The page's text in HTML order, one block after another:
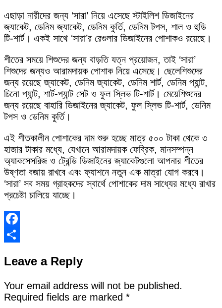
এছাড়া নারীদের জন্য ‘সারা’ নিয়ে এসেছে স্টাইলিশ ডিজাইনের
জ্যাকেট, ডেনিম জ্যাকেট, ডেনিম কুর্তি, ডেনিম টপস, শাল ও হুডি
টি-শার্ট। একই সাথে ‘সারা’র রেগুলার ডিজাইনের পোশাকও রয়েছে।
শীতের সময়ে শিশুদের জন্য বাড়তি যত্ন প্রয়োজন, তাই ‘সারা’
শিশুদের জন্যও আরামদায়ক পোশাক নিয়ে এসেছে। ছেলেশিশুদের
জন্য রয়েছে জ্যাকেট, ডেনিম জ্যাকেট, ডেনিম শার্ট, ডেনিম প্যান্ট,
চিনো প্যান্ট, শার্ট-প্যান্ট সেট ও ফুল স্লিভ টি-শার্ট। মেয়েশিশুদের
জন্য রয়েছে বাহারি ডিজাইনের জ্যাকেট, ফুল স্লিভ টি-শার্ট, ডেনিম
টপস ও ডেনিম কুর্তি।
এই শীতকালীন পোশাকের দাম শুরু হচ্ছে মাত্র ৫০০ টাকা থেকে ৩
হাজার টাকার মধ্যে, যেখানে আরামদায়ক ফেব্রিক, মানসম্পন্ন
অ্যাকসেসরিজ ও ট্রেন্ডি ডিজাইনের জ্যাকেটগুলো আপনার শীতের
উষ্ণতা বজায় রাখবে এবং ফ্যাশনে নতুন এক মাত্রা যোগ করবে।
‘সারা’ সব সময় গ্রাহকদের স্বার্থে পোশাকের দাম সাধ্যের মধ্যে রাখার
প্রচেষ্টা চালিয়ে যাচ্ছে।
Facebook
Leave a Reply
Your email address will not be published.
Required fields are marked *